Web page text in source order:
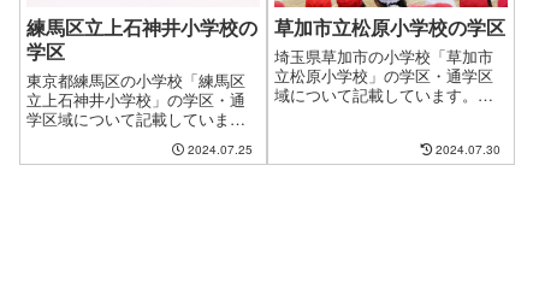
練馬区立上石神井小学校の
学区
東京都練馬区の小学校「練馬区
立上石神井小学校」の学区・通
学区域について記載していま
す。新しい住まいを探す時に良
くある問題として、お子様の通
2024.07.25
草加市立松原小学校の学区
埼玉県草加市の小学校「草加市
立松原小学校」の学区・通学区
域について記載しています。新
の問題があります。やっと見つ
けたお気に入りの物件も学校が
2024.07.30